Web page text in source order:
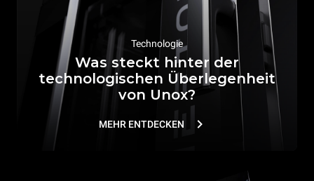
Technologie
Was steckt hinter der
technologischen Überlegenheit
von Unox?
MEHR ENTDECKEN